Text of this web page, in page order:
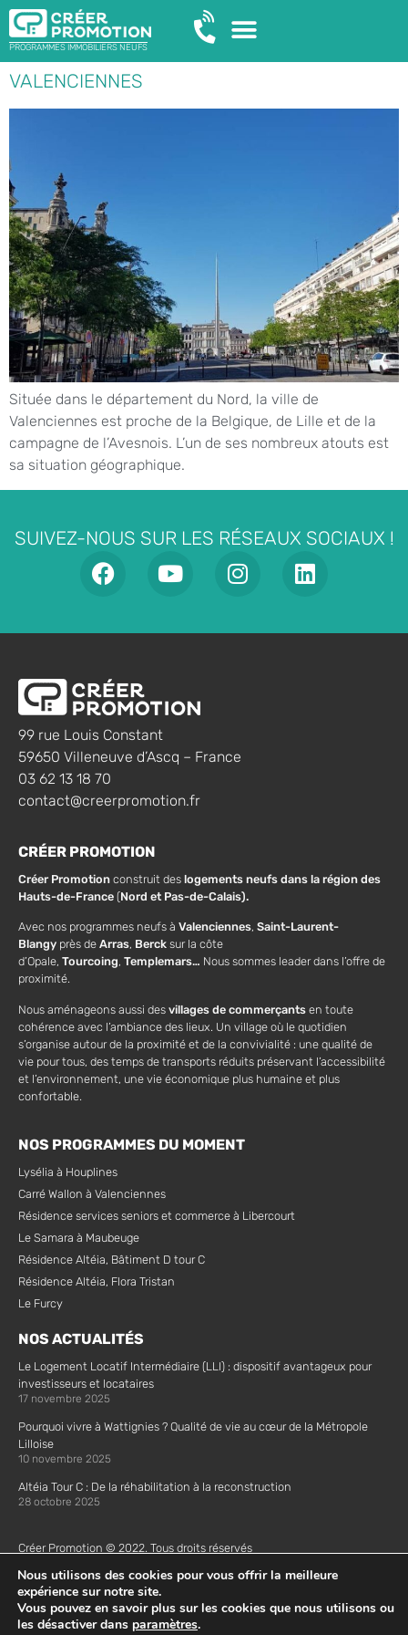
PROGRAMMES IMMOBILIERS NEUFS
VALENCIENNES
Située dans le département du Nord, la ville de
Valenciennes est proche de la Belgique, de Lille et de la
campagne de l’Avesnois. L’un de ses nombreux atouts est
sa situation géographique.
SUIVEZ-NOUS SUR LES RÉSEAUX SOCIAUX !
99 rue Louis Constant
59650 Villeneuve d’Ascq – France
03 62 13 18 70
contact@creerpromotion.fr
CRÉER PROMOTION
Créer Promotion construit des logements neufs dans la région des
Hauts-de-France (Nord et Pas-de-Calais).
Avec nos programmes neufs à Valenciennes, Saint-Laurent-
Blangy près de Arras, Berck sur la côte
d’Opale, Tourcoing, Templemars… Nous sommes leader dans l’offre de
proximité.
Nous aménageons aussi des villages de commerçants en toute
cohérence avec l’ambiance des lieux. Un village où le quotidien
s’organise autour de la proximité et de la convivialité : une qualité de
vie pour tous, des temps de transports réduits préservant l’accessibilité
et l’environnement, une vie économique plus humaine et plus
confortable.
NOS PROGRAMMES DU MOMENT
Lysélia à Houplines
Carré Wallon à Valenciennes
Résidence services seniors et commerce à Libercourt
Le Samara à Maubeuge
Résidence Altéia, Bâtiment D tour C
Résidence Altéia, Flora Tristan
Le Furcy
NOS ACTUALITÉS
Le Logement Locatif Intermédiaire (LLI) : dispositif avantageux pour
investisseurs et locataires
17 novembre 2025
Pourquoi vivre à Wattignies ? Qualité de vie au cœur de la Métropole
Lilloise
10 novembre 2025
Altéia Tour C : De la réhabilitation à la reconstruction
28 octobre 2025
Créer Promotion © 2022. Tous droits réservés
de cookie
Accompagnement e-marketing par Netsulting, agence digitale (Marne-
Nous utilisons des cookies pour vous offrir la meilleure
expérience sur notre site.
Vous pouvez en savoir plus sur les cookies que nous utilisons ou
les désactiver dans paramètres.